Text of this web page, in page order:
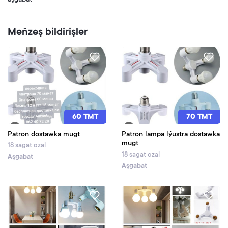
Meňzeş bildirişler
60 TMT
Patron dostawka mugt
18 sagat ozal
Aşgabat
70 TMT
Patron lampa lýustra dostawka
mugt
18 sagat ozal
Aşgabat